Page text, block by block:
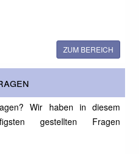
ZUM BEREICH
Wir haben in diesem
gestellten Fragen